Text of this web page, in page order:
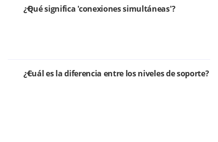
¿Qué significa 'conexiones simultáneas'?
¿Cuál es la diferencia entre los niveles de soporte?